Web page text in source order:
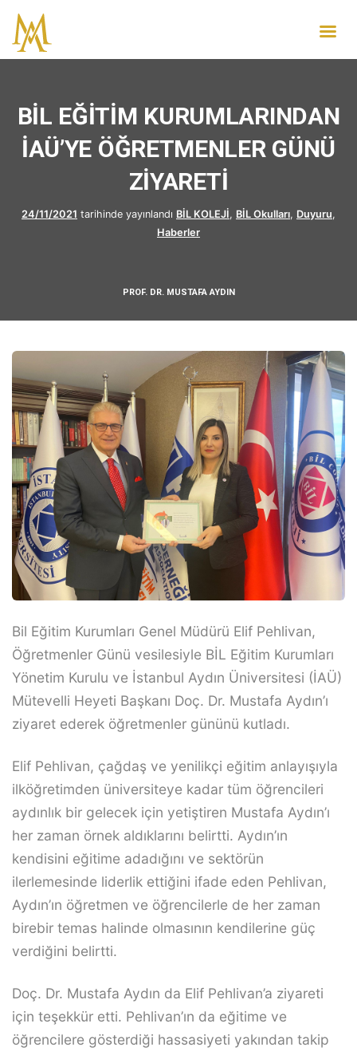
BİL EĞİTİM KURUMLARINDAN
İAÜ’YE ÖĞRETMENLER GÜNÜ
ZİYARETİ
24/11/2021 tarihinde yayınlandı BİL KOLEJİ, BİL Okulları, Duyuru,
Haberler
PROF. DR. MUSTAFA AYDIN
Bil Eğitim Kurumları Genel Müdürü Elif Pehlivan,
Öğretmenler Günü vesilesiyle BİL Eğitim Kurumları
Yönetim Kurulu ve İstanbul Aydın Üniversitesi (İAÜ)
Mütevelli Heyeti Başkanı Doç. Dr. Mustafa Aydın’ı
ziyaret ederek öğretmenler gününü kutladı.
Elif Pehlivan, çağdaş ve yenilikçi eğitim anlayışıyla
ilköğretimden üniversiteye kadar tüm öğrencileri
aydınlık bir gelecek için yetiştiren Mustafa Aydın’ı
her zaman örnek aldıklarını belirtti. Aydın’ın
kendisini eğitime adadığını ve sektörün
ilerlemesinde liderlik ettiğini ifade eden Pehlivan,
Aydın’ın öğretmen ve öğrencilerle de her zaman
birebir temas halinde olmasının kendilerine güç
verdiğini belirtti.
Doç. Dr. Mustafa Aydın da Elif Pehlivan’a ziyareti
için teşekkür etti. Pehlivan’ın da eğitime ve
öğrencilere gösterdiği hassasiyeti yakından takip